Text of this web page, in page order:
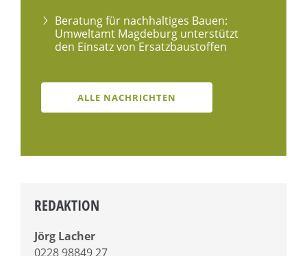
Beratung für nachhaltiges Bauen:
Umweltamt Magdeburg unterstützt
den Einsatz von Ersatzbaustoffen
ALLE NACHRICHTEN
REDAKTION
Jörg Lacher
0228 98849 27